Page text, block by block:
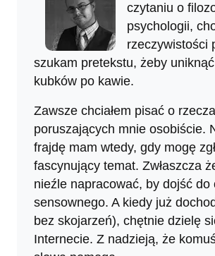
czytaniu o
psychologii,
rzeczywistości
szukam pretekstu, żeby
kubków po kawie.
Zawsze chciałem pisać o
poruszających mnie osobiście.
frajdę mam wtedy, gdy mogę
fascynujący temat. Zwłaszcza
nieźle napracować, by dojść do
sensownego. A kiedy już
bez skojarzeń), chętnie dzielę
Internecie. Z nadzieją, że